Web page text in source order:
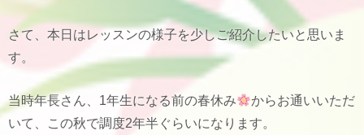
さて、本日はレッスンの様子を少しご紹介したいと思いま
す。
当時年長さん、1年生になる前の春休み
からお通いいただ
いて、この秋で調度2年半ぐらいになります。